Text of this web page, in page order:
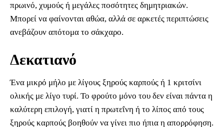
πρωινό, χυμούς ή μεγάλες ποσότητες δημητριακών.
Μπορεί να φαίνονται αθώα, αλλά σε αρκετές περιπτώσεις
ανεβάζουν απότομα το σάκχαρο.
Δεκατιανό
Ένα μικρό μήλο με λίγους ξηρούς καρπούς ή 1 κριτσίνι
ολικής με λίγο τυρί. Το φρούτο μόνο του δεν είναι πάντα η
καλύτερη επιλογή, γιατί η πρωτεΐνη ή το λίπος από τους
ξηρούς καρπούς βοηθούν να γίνει πιο ήπια η απορρόφηση.